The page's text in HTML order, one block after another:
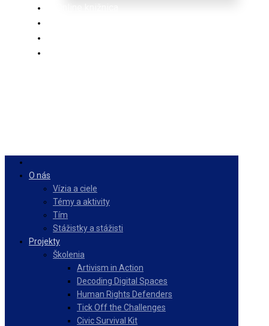
O nás
Vízia a ciele
Témy a aktivity
Tím
Stážistky a stážisti
Projekty
Školenia
Artivism in Action
Decoding Digital Spaces
Human Rights Defenders
Tick Off the Challenges
Civic Survival Kit